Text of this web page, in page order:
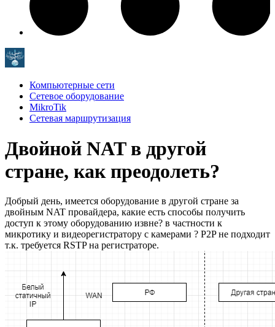
Компьютерные сети
Сетевое оборудование
MikroTik
Сетевая маршрутизация
Двойной NAT в другой
стране, как преодолеть?
Добрый день, имеется оборудование в другой стране за
двойным NAT провайдера, какие есть способы получить
доступ к этому оборудованию извне? в частности к
микротику и видеорегистратору с камерами ? P2P не подходит
т.к. требуется RSTP на регистраторе.